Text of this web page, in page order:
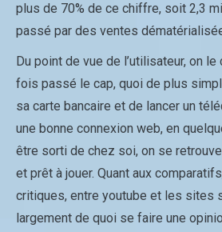
plus de 70% de ce chiffre, soit 2,3
passé par des ventes
Du point de vue de l’utilisateur, on
fois passé le cap, quoi de plus
sa carte bancaire et de lancer un
une bonne connexion web, en
être sorti de chez soi, on se
et prêt à jouer. Quant aux
critiques, entre youtube et les sites
largement de quoi se faire une